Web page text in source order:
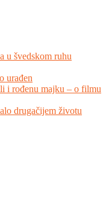
u švedskom ruhu
urađen
i rođenu majku – o filmu
drugačijem životu